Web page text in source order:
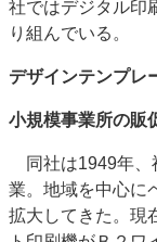
社ではデジタル印
り組んでいる。
デザインテンプレ
小規模事業所の販
同社は1949年、
業。地域を中心に
拡大してきた。現